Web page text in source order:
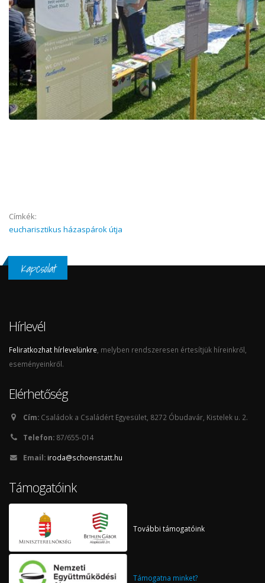
Címkék:
eucharisztikus házaspárok útja
Kapcsolat
Hírlevél
Feliratkozhat hírlevelünkre, melyben rendszeresen értesítjük híreinkről,
eseményeinkről.
Elérhetőség
Cím: Családok a Családért Egyesület, 8272 Óbudavár, Kistelek u. 2.
Telefon: 87/655-014
Email: iroda@schoenstatt.hu
Támogatóink
További támogatóink
Támogatna minket?